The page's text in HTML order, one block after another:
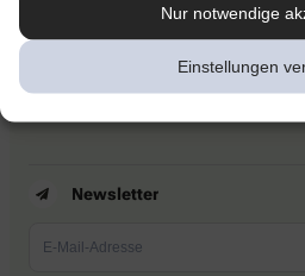
Nur notwendige
Einstellungen
Barrierefreiheitserklärung
Newsletter